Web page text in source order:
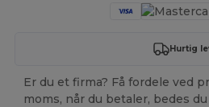
Hurtig
Er du et firma? Få fordele ved
moms, når du betaler, bedes